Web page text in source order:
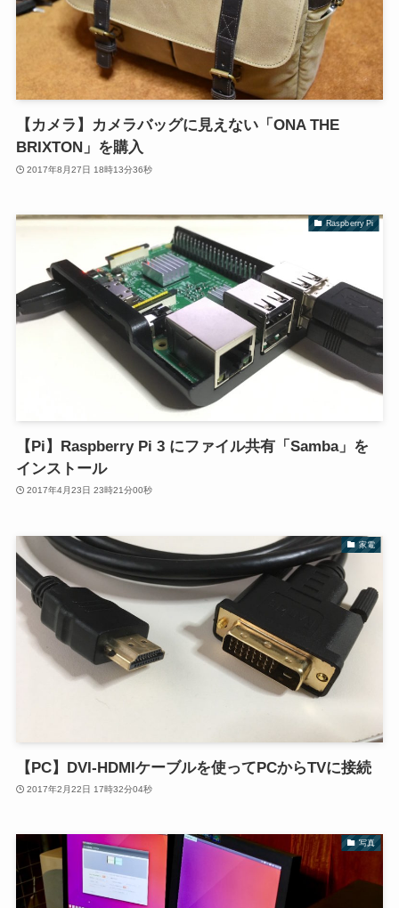
【カメラ】カメラバッグに見えない「ONA THE
BRIXTON」を購入
2017年8月27日 18時13分36秒
Raspberry Pi
【Pi】Raspberry Pi 3 にファイル共有「Samba」を
インストール
2017年4月23日 23時21分00秒
家電
【PC】DVI-HDMIケーブルを使ってPCからTVに接続
2017年2月22日 17時32分04秒
写真